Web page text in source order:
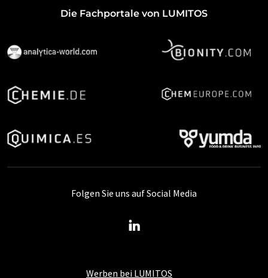
Die Fachportale von LUMITOS
Werben bei LUMITOS
Folgen Sie uns auf Social Media